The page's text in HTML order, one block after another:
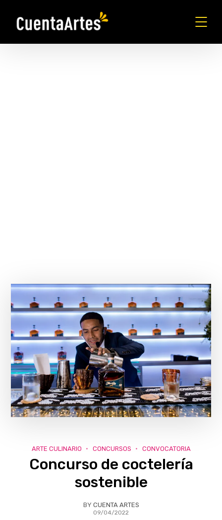
ARTE CULINARIO CONCURSOS CONVOCATORIA
Concurso de coctelería
sostenible
BY CUENTA ARTES
09/04/2022